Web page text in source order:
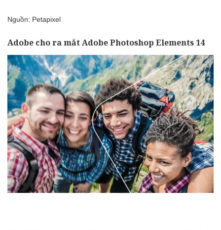
Nguồn: Petapixel
Adobe cho ra mắt Adobe Photoshop Elements 14